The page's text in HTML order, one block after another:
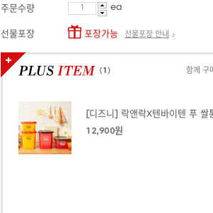
주문수량 ea
선물포장 포장가능 선물포장 안내
(1 ) 함께 구
12,900원